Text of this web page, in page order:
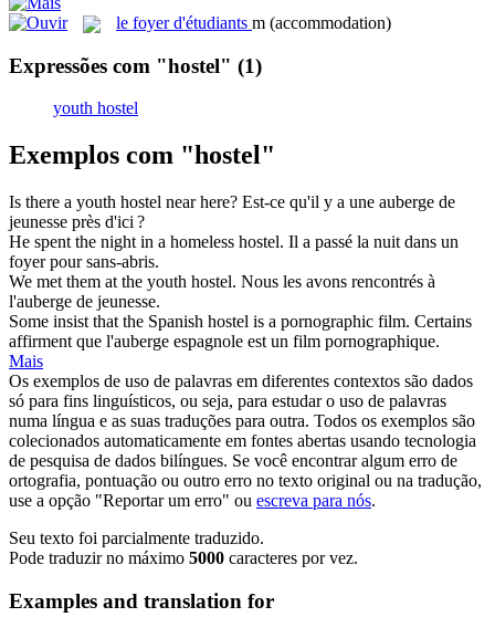
le foyer d'étudiants m (accommodation)
Expressões com "hostel" (1)
youth hostel
Exemplos com "hostel"
Is there a youth hostel near here? Est-ce qu'il y a une auberge de
jeunesse près d'ici ?
He spent the night in a homeless hostel. Il a passé la nuit dans un
foyerpour sans-abris.
We met them at the youth hostel. Nous les avons rencontrés à
l'auberge de jeunesse.
Some insist that the Spanish hostel is a pornographic film. Certains
affirment que l'auberge espagnole est un film pornographique.
Mais
Os exemplos de uso de palavras em diferentes contextos são dados
só para fins linguísticos, ou seja, para estudar o uso de palavras
numa língua e as suas traduções para outra. Todos os exemplos são
colecionados automaticamente em fontes abertas usando tecnologia
de pesquisa de dados bilíngues. Se você encontrar algum erro de
ortografia, pontuação ou outro erro no texto original ou na tradução,
use a opção "Reportar um erro" ou escreva para nós.
Seu texto foi parcialmente traduzido.
Pode traduzir no máximo 5000 caracteres por vez.
Examples and translation for